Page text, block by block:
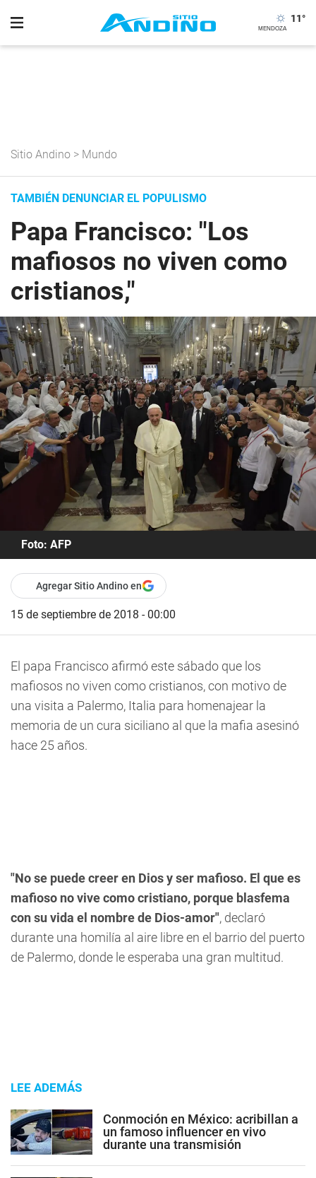
11°
Sitio Andino > Mundo
TAMBIÉN DENUNCIAR EL POPULISMO
Papa Francisco: "Los
mafiosos no viven como
cristianos,"
Foto: AFP
Agregar Sitio Andino en
15 de septiembre de 2018 - 00:00
El papa Francisco afirmó este sábado que los
mafiosos no viven como cristianos, con motivo de
una visita a Palermo, Italia para homenajear la
memoria de un cura siciliano al que la mafia asesinó
hace 25 años.
"No se puede creer en Dios y ser mafioso. El que es
mafioso no vive como cristiano, porque blasfema
con su vida el nombre de Dios-amor", declaró
durante una homilía al aire libre en el barrio del puerto
de Palermo, donde le esperaba una gran multitud.
LEE ADEMÁS
Conmoción en México: acribillan a
un famoso influencer en vivo
durante una transmisión